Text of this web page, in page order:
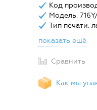
Код
Модель:
Тип печати:
показать ещё
Сравнить
Как мы